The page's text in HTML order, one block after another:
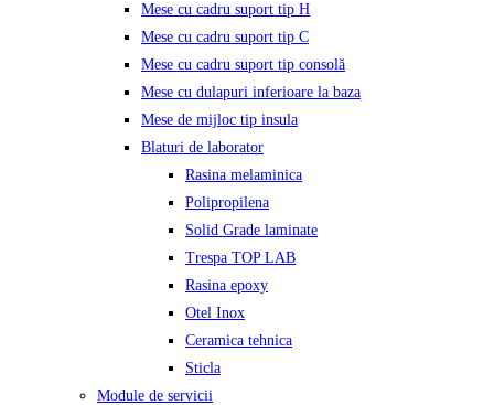
Mese cu cadru suport tip H
Mese cu cadru suport tip C
Mese cu cadru suport tip consolă
Mese cu dulapuri inferioare la baza
Mese de mijloc tip insula
Blaturi de laborator
Rasina melaminica
Polipropilena
Solid Grade laminate
Trespa TOP LAB
Rasina epoxy
Otel Inox
Ceramica tehnica
Sticla
Module de servicii